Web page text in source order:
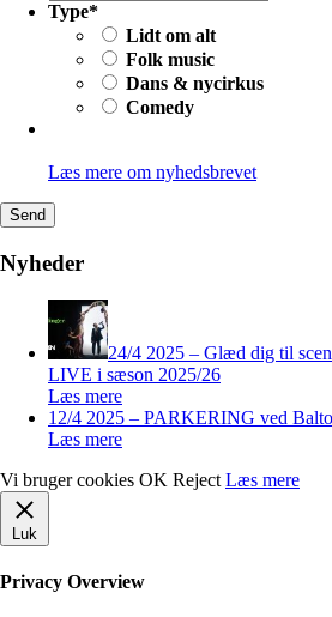
Type*
Lidt om alt
Folk music
Dans & nycirkus
Comedy
Læs mere om nyhedsbrevet
Nyheder
24/4 2025 – Glæd dig til
LIVE i sæson 2025/26
Læs mere
12/4 2025 – PARKERING ved
Læs mere
Vi bruger cookies OK Reject Læs mere
Luk
Privacy Overview